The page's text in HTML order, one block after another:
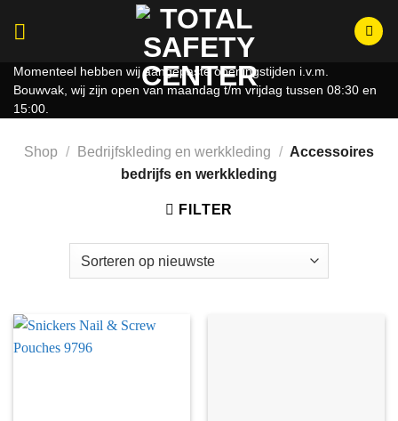
Momenteel hebben wij aangepaste openingstijden i.v.m.
Bouwvak, wij zijn open van maandag t/m vrijdag tussen 08:30 en
15:00.
Shop / Bedrijfskleding en werkkleding / Accessoires
bedrijfs en werkkleding
FILTER